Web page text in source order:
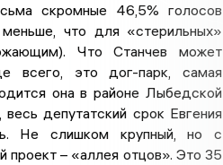
скромные 46,5% голосов
что для «стерильных»
Что Станчев может
всего, это дог-парк, самая
она в районе Лыбедской
депутатский срок Евгения
Не слишком крупный, но с
проект – «аллея отцов». Это 35